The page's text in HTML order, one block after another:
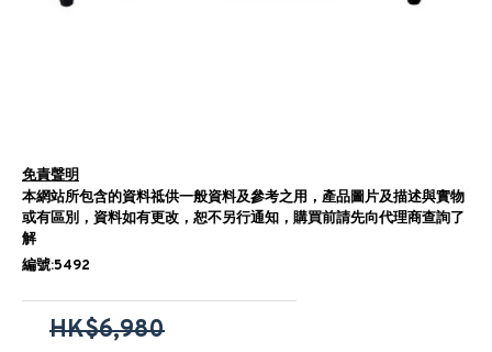
免責聲明
本網站所包含的資料祗供一般資料及參考之用，產品圖片及描述與實物
或有區別，資料如有更改，恕不另行通知，購買前請先向代理商查詢了
解
編號:5492
HK$6,980